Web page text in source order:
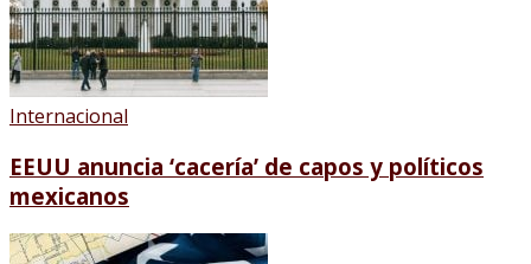
Internacional
EEUU anuncia ‘cacería’ de capos y políticos
mexicanos